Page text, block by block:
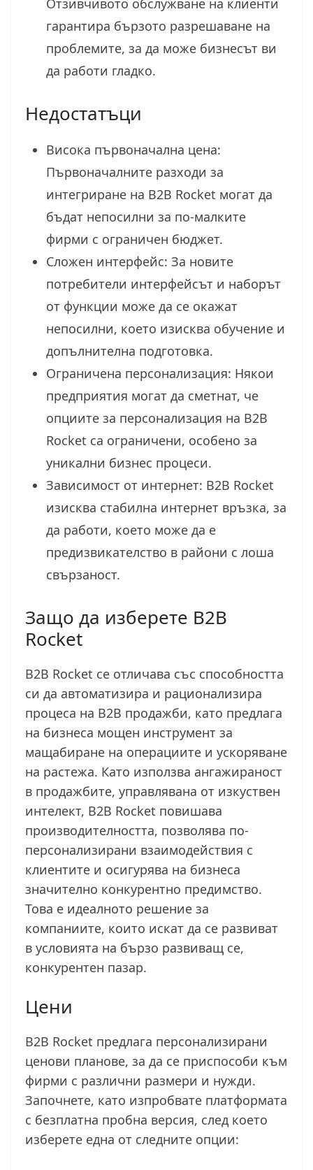
Отзивчивото обслужване на клиенти
гарантира бързото разрешаване на
проблемите, за да може бизнесът ви
да работи гладко.
Недостатъци
Висока първоначална цена:
Първоначалните разходи за
интегриране на B2B Rocket могат да
бъдат непосилни за по-малките
фирми с ограничен бюджет.
Сложен интерфейс: За новите
потребители интерфейсът и наборът
от функции може да се окажат
непосилни, което изисква обучение и
допълнителна подготовка.
Ограничена персонализация: Някои
предприятия могат да сметнат, че
опциите за персонализация на B2B
Rocket са ограничени, особено за
уникални бизнес процеси.
Зависимост от интернет: B2B Rocket
изисква стабилна интернет връзка, за
да работи, което може да е
предизвикателство в райони с лоша
свързаност.
Защо да изберете B2B
Rocket
B2B Rocket се отличава със способността
си да автоматизира и рационализира
процеса на B2B продажби, като предлага
на бизнеса мощен инструмент за
мащабиране на операциите и ускоряване
на растежа. Като използва ангажираност
в продажбите, управлявана от изкуствен
интелект, B2B Rocket повишава
производителността, позволява по-
персонализирани взаимодействия с
клиентите и осигурява на бизнеса
значително конкурентно предимство.
Това е идеалното решение за
компаниите, които искат да се развиват
в условията на бързо развиващ се,
конкурентен пазар.
Цени
B2B Rocket предлага персонализирани
ценови планове, за да се приспособи към
фирми с различни размери и нужди.
Започнете, като изпробвате платформата
с безплатна пробна версия, след което
изберете една от следните опции: